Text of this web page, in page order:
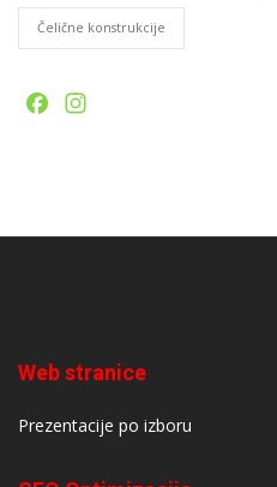
Čelične konstrukcije
Facebook
Web stranice
Prezentacije po izboru